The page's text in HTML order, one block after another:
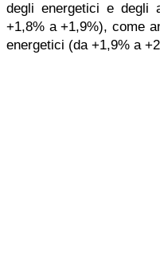
degli energetici e degli
+1,8% a +1,9%), come
energetici (da +1,9% a